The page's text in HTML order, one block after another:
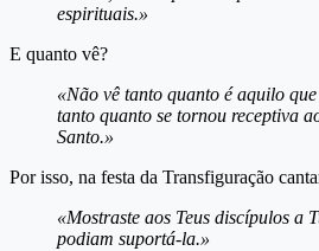
espirituais.»
E quanto vê?
«Não vê tanto quanto é aquilo
tanto quanto se tornou receptiva
Santo.»
Por isso, na festa da Transfiguração
«Mostraste aos Teus discípulos a
podiam suportá-la.»